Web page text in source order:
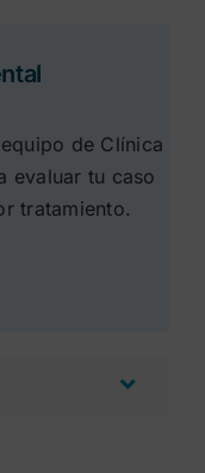
de Clínica
evaluar tu caso
tratamiento.